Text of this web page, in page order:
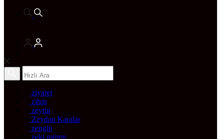
ziyaret
zihin
zeytin
Zeydan Karalar
zengin
zeki müren